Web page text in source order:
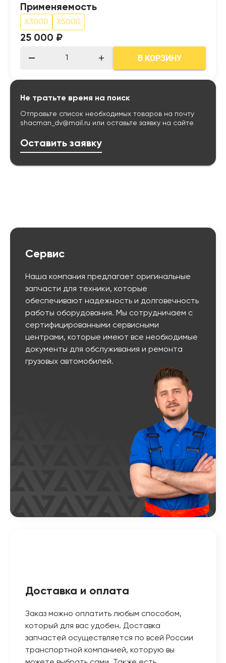
Применяемость
X3000 X5000
25 000 ₽
В КОРЗИНУ
Не тратьте время на поиск
Отправьте список необходимых товаров на почту
shacman_dv@mail.ru или оставьте заявку на сайте
Оставить заявку
Сервис
Наша компания предлагает оригинальные
запчасти для техники, которые
обеспечивают надежность и долговечность
работы оборудования. Мы сотрудничаем с
сертифицированными сервисными
центрами, которые имеют все необходимые
документы для обслуживания и ремонта
грузовых автомобилей.
Доставка и оплата
Заказ можно оплатить любым способом,
который для вас удобен. Доставка
запчастей осуществляется по всей России
транспортной компанией, которую вы